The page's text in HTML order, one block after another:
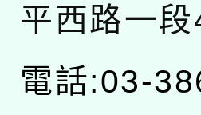
平西路一
電話:03-